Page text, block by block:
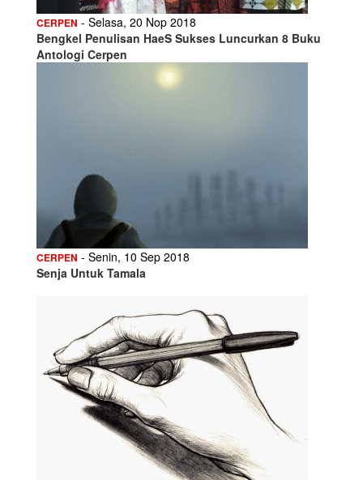
CERPEN - Selasa, 20 Nop 2018
Bengkel Penulisan HaeS Sukses Luncurkan 8 Buku
Antologi Cerpen
CERPEN - Senin, 10 Sep 2018
Senja Untuk Tamala